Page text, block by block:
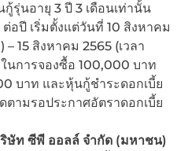
กู้รุ่นอายุ 3 ปี 3 เดือนเท่านั้น
อปี เริ่มตั้งแต่วันที่ 10 สิงหาคม
– 15 สิงหาคม 2565 (เวลา
นการจองซื้อ 100,000 บาท
บาท และหุ้นกู้ชำระดอกเบี้ย
ตามรอประกาศอัตราดอกเบี้ย
ษัท ซีพี ออลล์ จำกัด (มหาชน)